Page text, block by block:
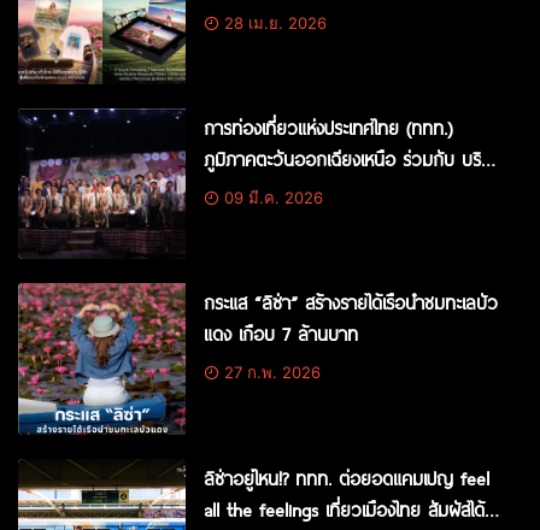
Feelings, Seeking Thailand’s Wonders”
28 เม.ย. 2026
การท่องเที่ยวแห่งประเทศไทย (ททท.)
ภูมิภาคตะวันออกเฉียงเหนือ ร่วมกับ บริษัท
โลเคิล อไลค์จำกัด เปิดรันเวย์คันแทสุดยิ่ง
09 มี.ค. 2026
กระแส “ลิซ่า” สร้างรายได้เรือนำชมทะเลบัว
แดง เกือบ 7 ล้านบาท
27 ก.พ. 2026
ลิซ่าอยู่ไหน!? ททท. ต่อยอดแคมเปญ feel
all the feelings เที่ยวเมืองไทย สัมผัสได้